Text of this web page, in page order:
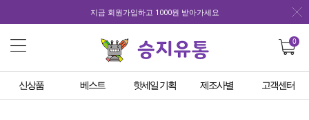
지금 회원가입하고 1000원 받아가세요
0
신상품 베스트 핫세일 기획 제조사별 고객센터